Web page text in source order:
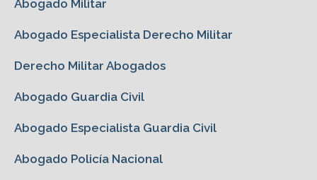
Abogado Militar
Abogado Especialista Derecho Militar
Derecho Militar Abogados
Abogado Guardia Civil
Abogado Especialista Guardia Civil
Abogado Policía Nacional